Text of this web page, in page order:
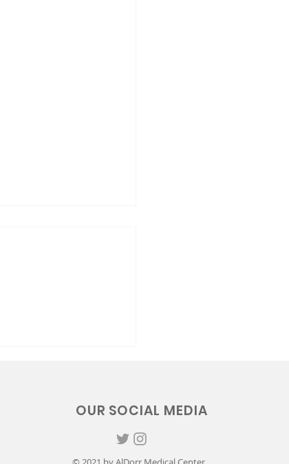
OUR SOCIAL MEDIA